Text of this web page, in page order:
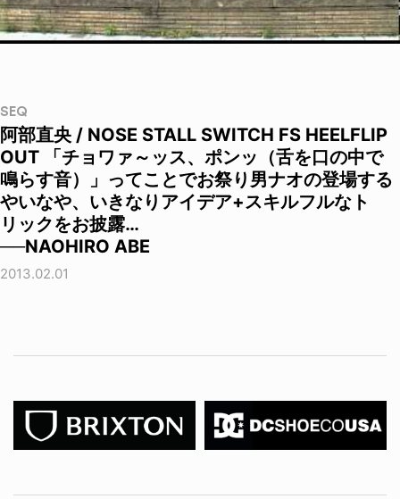
SEQ
阿部直央 / NOSE STALL SWITCH FS HEELFLIP
OUT 「チョワァ～ッス、ポンッ（舌を口の中で
鳴らす音）」ってことでお祭り男ナオの登場する
やいなや、いきなりアイデア+スキルフルなト
リックをお披露…
──NAOHIRO ABE
2013.02.01